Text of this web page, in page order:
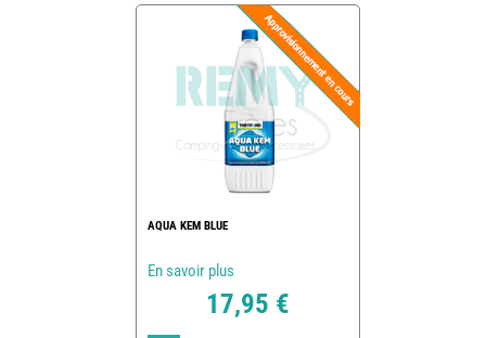
AQUA KEM BLUE
En savoir plus
17,95 €